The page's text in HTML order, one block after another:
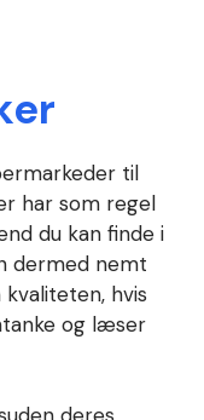
til
har som regel
du kan finde i
dermed nemt
hvis
og læser